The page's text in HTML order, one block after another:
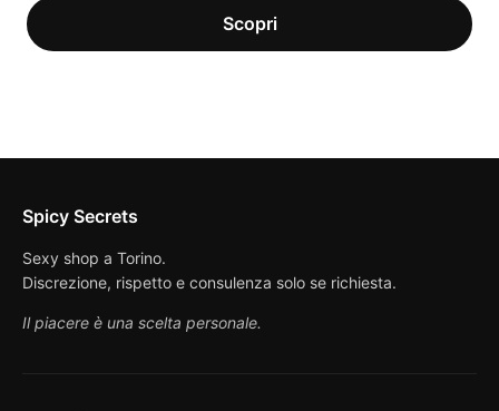
Spicy Secrets
Sexy shop a Torino.
Discrezione, rispetto e consulenza solo se richiesta.
Il piacere è una scelta personale.